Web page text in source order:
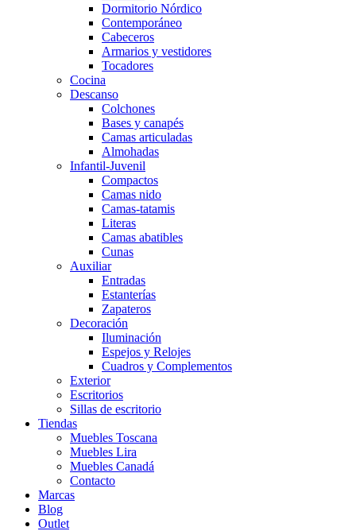
Dormitorio Nórdico
Contemporáneo
Cabeceros
Armarios y vestidores
Tocadores
Cocina
Descanso
Colchones
Bases y canapés
Camas articuladas
Almohadas
Infantil-Juvenil
Compactos
Camas nido
Camas-tatamis
Literas
Camas abatibles
Cunas
Auxiliar
Entradas
Estanterías
Zapateros
Decoración
Iluminación
Espejos y Relojes
Cuadros y Complementos
Exterior
Escritorios
Sillas de escritorio
Tiendas
Muebles Toscana
Muebles Lira
Muebles Canadá
Contacto
Marcas
Blog
Outlet